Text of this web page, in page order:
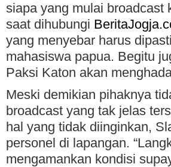
siapa yang mulai broadcast
saat dihubungi
yang menyebar harus
mahasiswa papua. Begitu
Paksi Katon akan
Meski demikian pihaknya
broadcast yang tak jelas
hal yang tidak diinginkan,
personel di lapangan.
mengamankan kondisi